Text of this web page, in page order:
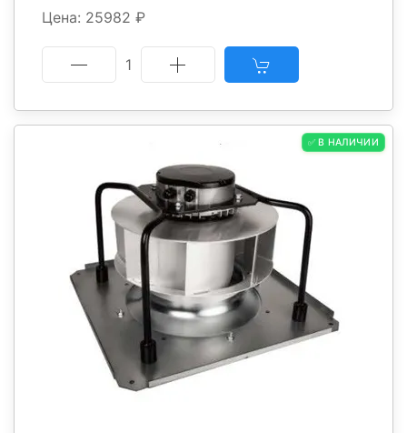
Цена: 25982 ₽
1
✅ В НАЛИЧИИ